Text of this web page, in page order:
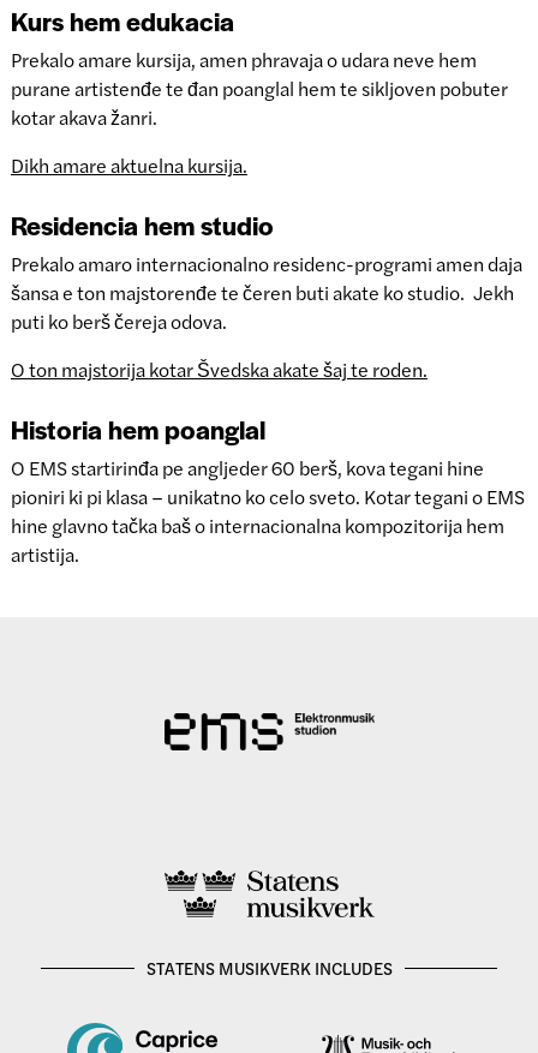
Kurs hem edukacia
Prekalo amare kursija, amen phravaja o udara neve hem
purane artistenđe te đan poanglal hem te sikljoven pobuter
kotar akava žanri.
Dikh amare aktuelna kursija.
Residencia hem studio
Prekalo amaro internacionalno residenc-programi amen daja
šansa e ton majstorenđe te čeren buti akate ko studio. Jekh
puti ko berš čereja odova.
O ton majstorija kotar Švedska akate šaj te roden.
Historia hem poanglal
O EMS startirinđa pe angljeder 60 berš, kova tegani hine
pioniri ki pi klasa – unikatno ko celo sveto. Kotar tegani o EMS
hine glavno tačka baš o internacionalna kompozitorija hem
artistija.
STATENS MUSIKVERK INCLUDES